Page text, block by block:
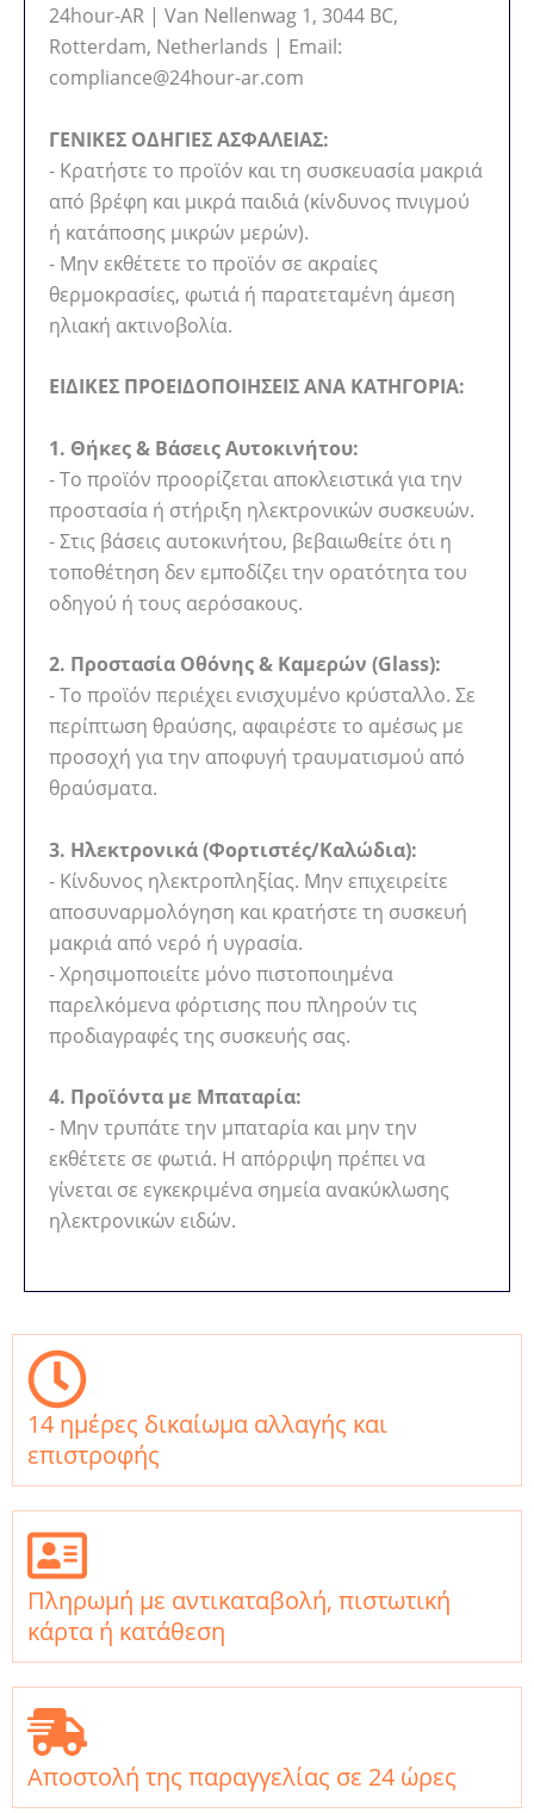
24hour-AR | Van Nellenwag 1, 3044 BC,
Rotterdam, Netherlands | Email:
compliance@24hour-ar.com
ΓΕΝΙΚΕΣ ΟΔΗΓΙΕΣ ΑΣΦΑΛΕΙΑΣ:
- Κρατήστε το προϊόν και τη συσκευασία μακριά
από βρέφη και μικρά παιδιά (κίνδυνος πνιγμού
ή κατάποσης μικρών μερών).
- Μην εκθέτετε το προϊόν σε ακραίες
θερμοκρασίες, φωτιά ή παρατεταμένη άμεση
ηλιακή ακτινοβολία.
ΕΙΔΙΚΕΣ ΠΡΟΕΙΔΟΠΟΙΗΣΕΙΣ ΑΝΑ ΚΑΤΗΓΟΡΙΑ:
1. Θήκες & Βάσεις Αυτοκινήτου:
- Το προϊόν προορίζεται αποκλειστικά για την
προστασία ή στήριξη ηλεκτρονικών συσκευών.
- Στις βάσεις αυτοκινήτου, βεβαιωθείτε ότι η
τοποθέτηση δεν εμποδίζει την ορατότητα του
οδηγού ή τους αερόσακους.
2. Προστασία Οθόνης & Καμερών (Glass):
- Το προϊόν περιέχει ενισχυμένο κρύσταλλο. Σε
περίπτωση θραύσης, αφαιρέστε το αμέσως με
προσοχή για την αποφυγή τραυματισμού από
θραύσματα.
3. Ηλεκτρονικά (Φορτιστές/Καλώδια):
- Κίνδυνος ηλεκτροπληξίας. Μην επιχειρείτε
αποσυναρμολόγηση και κρατήστε τη συσκευή
μακριά από νερό ή υγρασία.
- Χρησιμοποιείτε μόνο πιστοποιημένα
παρελκόμενα φόρτισης που πληρούν τις
προδιαγραφές της συσκευής σας.
4. Προϊόντα με Μπαταρία:
- Μην τρυπάτε την μπαταρία και μην την
εκθέτετε σε φωτιά. Η απόρριψη πρέπει να
γίνεται σε εγκεκριμένα σημεία ανακύκλωσης
ηλεκτρονικών ειδών.
14 ημέρες δικαίωμα αλλαγής και
επιστροφής
Πληρωμή με αντικαταβολή, πιστωτική
κάρτα ή κατάθεση
Αποστολή της παραγγελίας σε 24 ώρες